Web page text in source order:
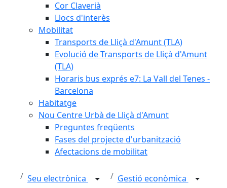
Cor Claverià
Llocs d'interès
Mobilitat
Transports de Lliçà d'Amunt (TLA)
Evolució de Transports de Lliçà d'Amunt
(TLA)
Horaris bus exprés e7: La Vall del Tenes -
Barcelona
Habitatge
Nou Centre Urbà de Lliçà d'Amunt
Preguntes freqüents
Fases del projecte d'urbanització
Afectacions de mobilitat
Seu electrònica Gestió econòmica